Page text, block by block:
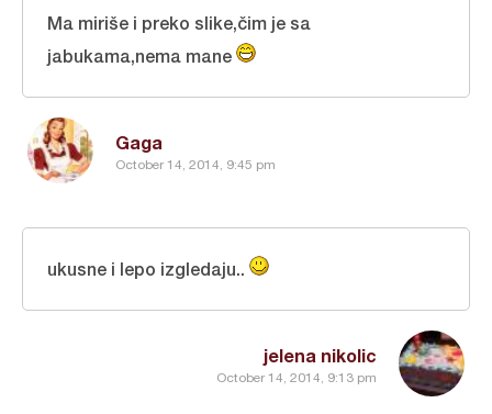
Gaga
October 14, 2014, 9:45 pm
Ma miriše i preko slike,čim je sa
jabukama,nema mane
jelena nikolic
October 14, 2014, 9:13 pm
ukusne i lepo izgledaju..